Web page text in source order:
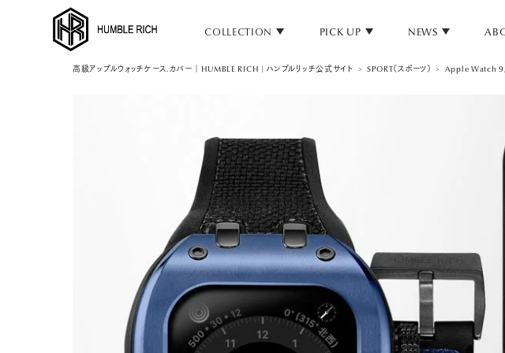
COLLECTION PICK UP NEWS
AppleWatch Ultra 2/1(49mm)
AppleWatch 9/8/7 (41mm)
AppleWatch 9/8/7 (45mm)
AppleWatch SE 3/2/1 (40mm)
AppleWatch SE 3/2/1 (44mm)
STRAP/Accessory
高級アップルウォッチケース.カバー｜HUMBLE RICH | ハンブルリッチ公式サイト SPORT（スポーツ） Apple Watch